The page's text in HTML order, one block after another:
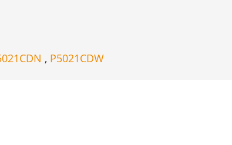
, P5021CDW